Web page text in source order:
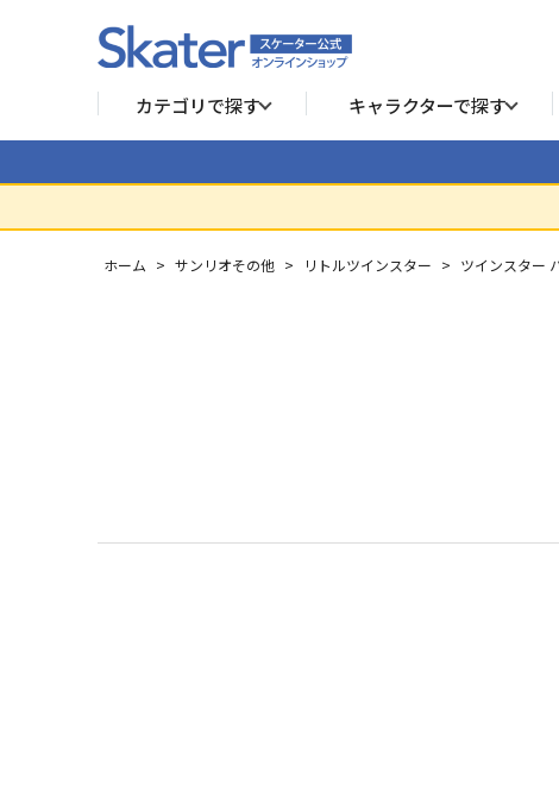
カテゴリで探す キャラクターで探す
ホーム > サンリオその他 > リトルツインスター > ツインスター